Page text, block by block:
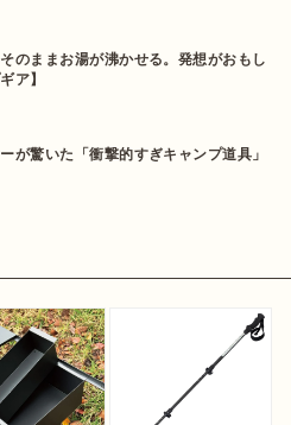
のままお湯が沸かせる。発想がおもし
ア】
驚いた「衝撃的すぎキャンプ道具」